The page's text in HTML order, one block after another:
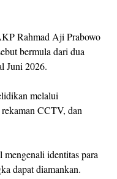
Rahmad Aji Prabowo
bermula dari dua
Juni 2026.
melalui
CCTV, dan
identitas para
dapat diamankan.